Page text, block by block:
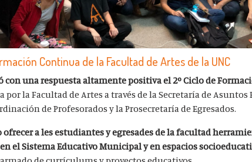
Continua de la Facultad de Artes de la UNC
con una respuesta altamente positiva el 2º Ciclo de
la Facultad de Artes a través de la Secretaría de
de Profesorados y la Prosecretaría de Egresados.
a les estudiantes y egresades de la facultad
el Sistema Educativo Municipal y en espacios